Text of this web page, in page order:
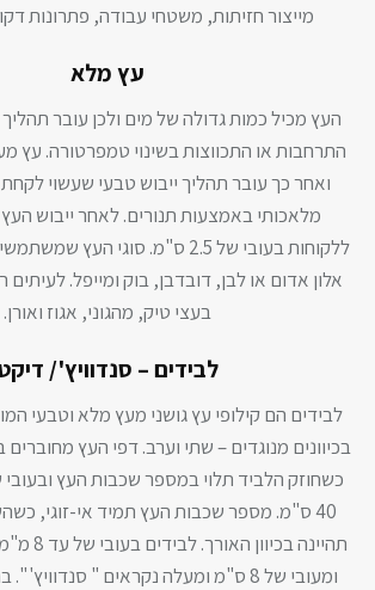
מייצור חזיתות, משטחי עבודה, פתרונות
עץ מלא
העץ מכיל כמות גדולה של מים ולכן עובר תהליך
התרחבות או התכווצות בשינוי טמפרטורה. עץ
ואחר כך עובר תהליך ייבוש טבעי שעשוי
מלאכותי באמצעות תנורים. לאחר ייבוש
ללקוחות בעובי של 2.5 ס"מ. סוגי
אלון אדום או לבן, דובדבן, בוק ומייפל.
בעצי טיק, מהגוני, אגוז ואורן.
לבידים – סנדוויץ'/
לבידים הם קילופי עץ גושני מעץ מלא וטבעי
בכיוונים מנוגדים – שתי וערב. דפי העץ
40 ס"מ. מספר שכבות העץ תמיד אי-זוגי,
תהיינה
ומעובי של 8 ס"מ ומעלה נקראים "